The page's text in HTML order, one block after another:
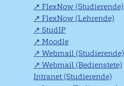
FlexNow (Studierende)
FlexNow (Lehrende)
StudIP
Moodle
Webmail (Studierende)
Webmail (Bedienstete)
Intranet (Studierende)